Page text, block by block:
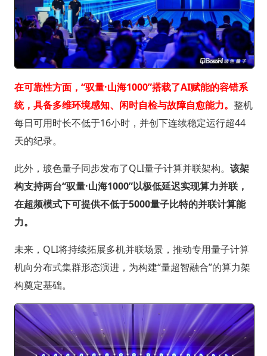
在可靠性方面，“驭量·山海1000”搭载了AI赋能的容错系
统，具备多维环境感知、闲时自检与故障自愈能力。 整机
每日可用时长不低于16小时，并创下连续稳定运行超44
天的纪录。
此外，玻色量子同步发布了QLI量子计算并联架构。 该架
构支持两台“驭量·山海1000”以极低延迟实现算力并联，
在超频模式下可提供不低于5000量子比特的并联计算能
力。
未来，QLI将持续拓展多机并联场景，推动专用量子计算
机向分布式集群形态演进，为构建“量超智融合”的算力架
构奠定基础。